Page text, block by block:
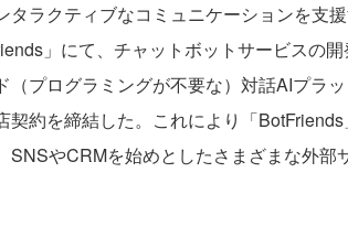
ラクティブなコミュニケーションを支
」にて、チャットボットサービスの
（プログラミングが不要な）対話AIプラ
契約を締結した。これにより「
SNSやCRMを始めとしたさまざまな外部